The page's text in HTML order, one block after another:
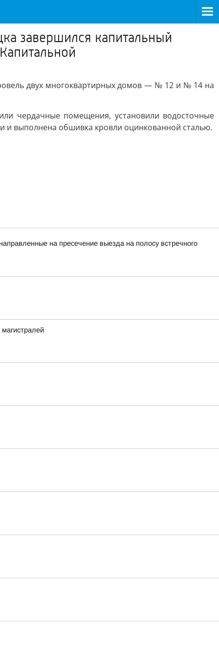
завершился капитальный
двух многоквартирных домов — № 12 и № 14 на
чердачные помещения, установили водосточные
и выполнена обшивка кровли оцинкованной сталью.
на пресечение выезда на полосу встречного